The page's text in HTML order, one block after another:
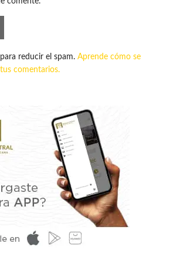
reducir el spam. Aprende cómo se
comentarios.